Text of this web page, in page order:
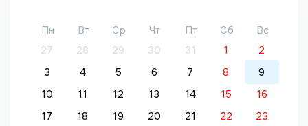
Пн Вт Ср Чт Пт Сб
Вс
27
28 29 30 31 1
2
3
4 5 6 7 8
9
10
11 12 13 14 15
16
17
18 19 20 21 22 23